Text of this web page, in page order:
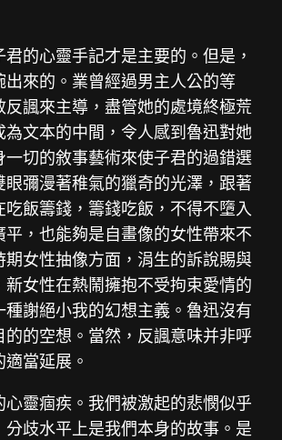
的心靈手記才是主要的。但是，
來的。業曾經過男主人公的等
諷來主導，盡管她的處境終極荒
文本的中間，令人感到魯迅對她
切的敘事藝術來使子君的過錯選
彌漫著稚氣的獵奇的光澤，跟著
飯籌錢，籌錢吃飯，不得不墮入
，也能夠是自畫像的女性帶來不
女性抽像方面，涓生的訴說賜與
女性在熱鬧擁抱不受拘束愛情的
謝絕小我的幻想主義。魯迅沒有
的空想。當然，反諷意味并非呼
當延展。
靈痼疾。我們被激起的悲憫似乎
歧水平上是我們本身的故事。是